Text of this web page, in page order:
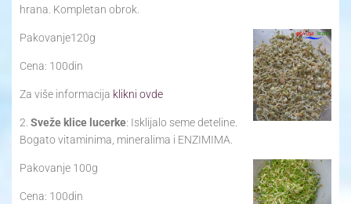
hrana. Kompletan obrok.
Pakovanje120g
Cena: 100din
Za više informacija klikni ovde
2. Sveže klice lucerke: Isklijalo seme deteline.
Bogato vitaminima, mineralima i ENZIMIMA.
Pakovanje 100g
Cena: 100din